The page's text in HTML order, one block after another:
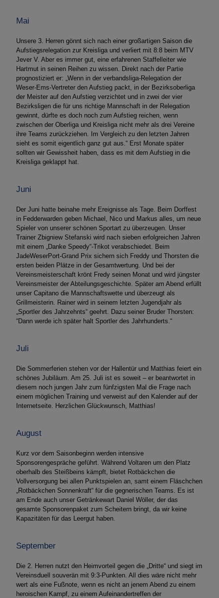
Mai
Unsere 3. Herren gönnt sich nach einer großartigen Saison die
Aufstiegsrelegation zur Kreisliga und verliert mit 8:8 beim MTV
Jever V. Aber es immer gut, eine erfahrenen Staffelleiter wie
Hartmut in seinen Reihen zu wissen. Direkt nach der Partie
prognostiziert er: „Wenn in der verbandsliga-Relegation der
Weser-Ems-Vertreter den Aufstieg packt, in der Bezirksoberliga
der Meister auf den Aufstieg verzichtet und in zwei der vier
Bezirksligen die für uns richtige Mannschaft in der Relegation
gewinnt, dürfte es doch noch zum Aufstieg reichen, wenn
zwischen der Oberliga und Kreisliga nicht mehr als drei Vereine
ihre Teams zurückziehen. Im Vergleich zu den letzten Jahren
sieht es somit eigentlich ganz gut aus.“ Erst Monate später
sollten wir Gewissheit haben, dass es mit dem Aufstieg in die
Kreisliga geklappt hat.
Juni
Der Juni hatte beinahe mehr Ereignisse als Tage. Beim Dorffest
in Fedderwarden geben Michael, Nico und Markus alles, um neue
Spieler von unserer schönen Sportart zu überzeugen. Unser
Trainer Zbigniew Stefanski wird nach sieben erfolgreichen Jahren
mit einem „Danke Speedy“-Trikot verabschiedet. Beim
JadeWeserPort-Grand Prix sichern sich Freddy und Thorsten die
ersten beiden Plätze in der Gesamtwertung. Und bei der
Vereinsmeisterschaft krönt Fredy seinen Monat und wird jüngster
Vereinsmeister der Abteilungsgeschichte. Später am Abend erfüllt
unser Capitano die Mannschaftswette und überzeugt als
Grillmeisterin. Rainer wird in seinem letzten Jugendjahr als
„Sportler des Jahrzehnts“ geehrt. Dazu seiner Bruder Thorsten:
“Dann werde ich später halt Sportler des Jahrhunderts.“
Juli
Die Sommerferien stehen vor der Hallentür und Matthias feiert ein
schönes Jubiläum. Am 25. Juli ist es soweit – er beantwortet in
diesem noch jungen Jahr zum fünfzigsten Mal die Frage nach
einem möglichen Training und verweist auf den Kalender auf der
Internetseite. Herzlichen Glückwunsch, Matthias!
August
Kurz vor dem Saisonbeginn werden intensive
Sponsorengespräche geführt. Während Voltaren um den Platz
oberhalb des Steißbeins kämpft, bietet Rotbäckchen die
Vollversorgung bei allen Punktspielen an, samt einem Fläschchen
„Rotbäckchen Sonnenkraft“ für die gegnerischen Teams. Es ist
am Ende auch unser Getränkewart Daniel Wöller, der das
gesamte Sponsorenpaket zum Scheitern bringt, da wir keine
Kapazitäten für das Leergut haben.
September
Die 2. Herren nutzt den Heimvorteil gegen die „Dritte“ und siegt im
Vereinsduell souverän mit 9:3-Punkten. All dies wäre nicht mehr
wert als eine Fußnote, wenn es nicht an jenem Abend zu einem
heroischen Kampf, zu einem Aufeinandertreffen der